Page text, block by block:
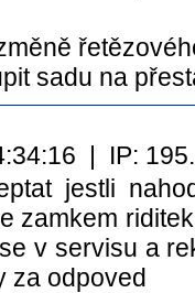
sadu na
| IP:
jestli
zamkem
v servisu a
za odpoved